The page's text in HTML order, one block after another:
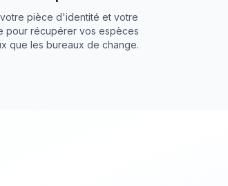
pièce d'identité et votre
pour récupérer vos espèces
que les bureaux de change.